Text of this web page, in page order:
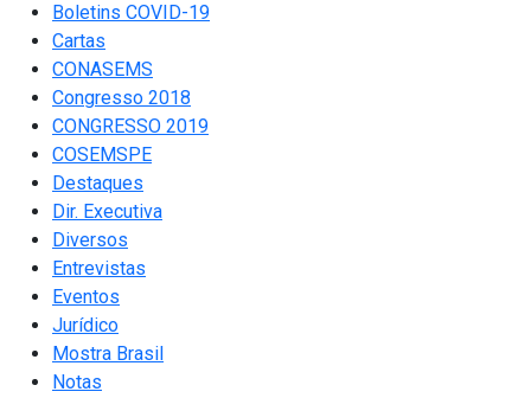
Boletins COVID-19
Cartas
CONASEMS
Congresso 2018
CONGRESSO 2019
COSEMSPE
Destaques
Dir. Executiva
Diversos
Entrevistas
Eventos
Jurídico
Mostra Brasil
Notas